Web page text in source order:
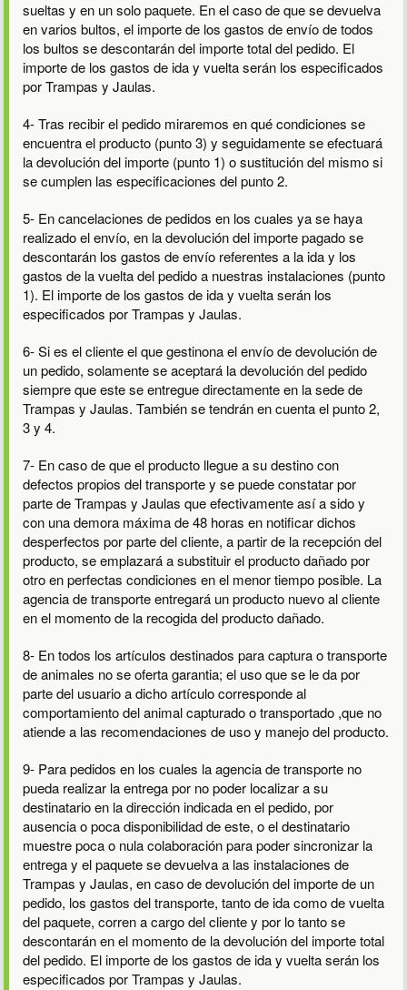
sueltas y en un solo paquete. En el caso de que se devuelva
en varios bultos, el importe de los gastos de envío de todos
los bultos se descontarán del importe total del pedido. El
importe de los gastos de ida y vuelta serán los especificados
por Trampas y Jaulas.
4- Tras recibir el pedido miraremos en qué condiciones se
encuentra el producto (punto 3) y seguidamente se efectuará
la devolución del importe (punto 1) o sustitución del mismo si
se cumplen las especificaciones del punto 2.
5- En cancelaciones de pedidos en los cuales ya se haya
realizado el envío, en la devolución del importe pagado se
descontarán los gastos de envío referentes a la ida y los
gastos de la vuelta del pedido a nuestras instalaciones (punto
1). El importe de los gastos de ida y vuelta serán los
especificados por Trampas y Jaulas.
6- Si es el cliente el que gestinona el envío de devolución de
un pedido, solamente se aceptará la devolución del pedido
siempre que este se entregue directamente en la sede de
Trampas y Jaulas. También se tendrán en cuenta el punto 2,
3 y 4.
7- En caso de que el producto llegue a su destino con
defectos propios del transporte y se puede constatar por
parte de Trampas y Jaulas que efectivamente así a sido y
con una demora máxima de 48 horas en notificar dichos
desperfectos por parte del cliente, a partir de la recepción del
producto, se emplazará a substituir el producto dañado por
otro en perfectas condiciones en el menor tiempo posible. La
agencia de transporte entregará un producto nuevo al cliente
en el momento de la recogida del producto dañado.
8- En todos los artículos destinados para captura o transporte
de animales no se oferta garantia; el uso que se le da por
parte del usuario a dicho artículo corresponde al
comportamiento del animal capturado o transportado ,que no
atiende a las recomendaciones de uso y manejo del producto.
9- Para pedidos en los cuales la agencia de transporte no
pueda realizar la entrega por no poder localizar a su
destinatario en la dirección indicada en el pedido, por
ausencia o poca disponibilidad de este, o el destinatario
muestre poca o nula colaboración para poder sincronizar la
entrega y el paquete se devuelva a las instalaciones de
Trampas y Jaulas, en caso de devolución del importe de un
pedido, los gastos del transporte, tanto de ida como de vuelta
del paquete, corren a cargo del cliente y por lo tanto se
descontarán en el momento de la devolución del importe total
del pedido. El importe de los gastos de ida y vuelta serán los
especificados por Trampas y Jaulas.